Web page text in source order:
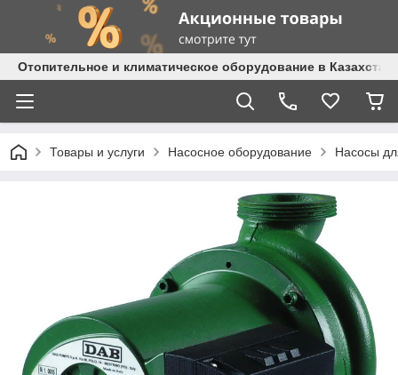
Отопительное и климатическое оборудование в
Товары и услуги Насосное оборудование Насосы